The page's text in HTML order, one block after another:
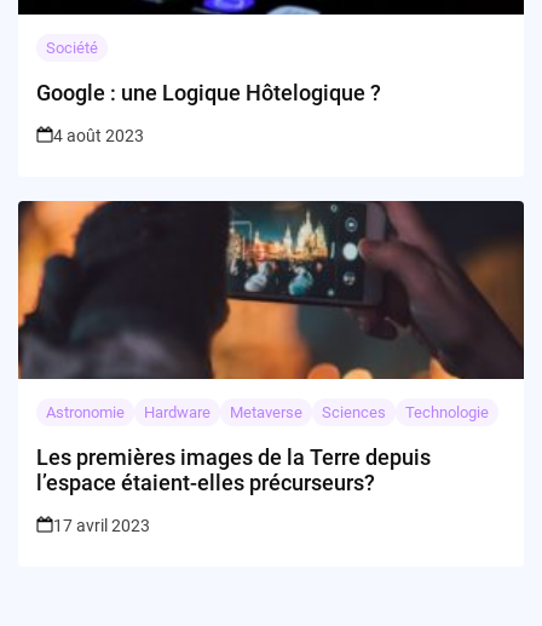
Société
Google : une Logique Hôtelogique ?
4 août 2023
Astronomie Hardware Metaverse Sciences Technologie
Les premières images de la Terre depuis
l’espace étaient-elles précurseurs?
17 avril 2023